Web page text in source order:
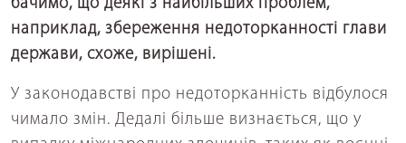
бачимо, що деякі з найбільших проблем,
наприклад, збереження недоторканності глави
держави, схоже, вирішені.
У законодавстві про недоторканність відбулося
чимало змін. Дедалі більше визнається, що у